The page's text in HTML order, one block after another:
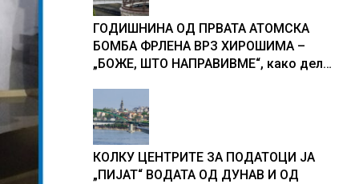
ГОДИШНИНА ОД ПРВАТА АТОМСКА
БОМБА ФРЛЕНА ВРЗ ХИРОШИМА –
„БОЖЕ, ШТО НАПРАВИВМЕ“, како дел
учесниците во бомбардирањето го
доживуваа овој настан што го
промени текот на историјата
КОЛКУ ЦЕНТРИТЕ ЗА ПОДАТОЦИ ЈА
„ПИЈАТ“ ВОДАТА ОД ДУНАВ И ОД